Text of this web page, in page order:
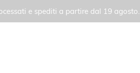
e spediti a partire dal 19 agosto.